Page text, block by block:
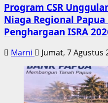
Program CSR
Niaga Regional
Penghargaan ISRA
Marni Jumat, 7 Agustus